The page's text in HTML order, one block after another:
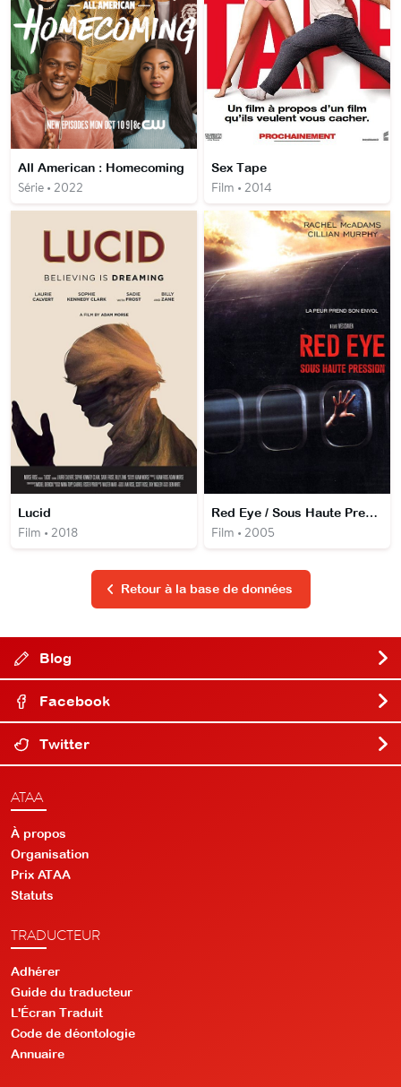
All American : Homecoming
Série • 2022
Sex Tape
Film • 2014
Lucid
Film • 2018
Red Eye / Sous Haute Pression
Film • 2005
Retour à la base de données
Blog
Facebook
Twitter
ATAA
À propos
Organisation
Prix ATAA
Statuts
TRADUCTEUR
Adhérer
Guide du traducteur
L'Écran Traduit
Code de déontologie
Annuaire